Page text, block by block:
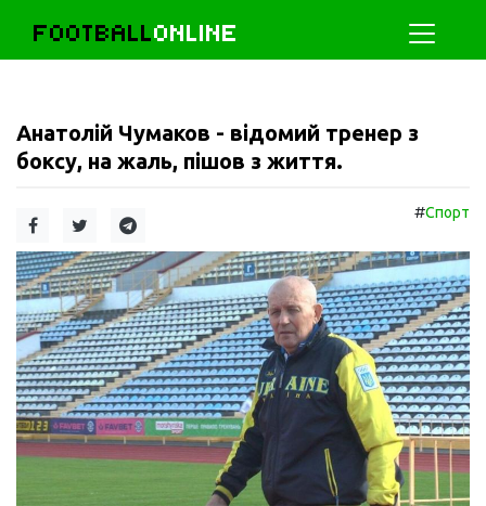
FOOTBALLONLINE
Анатолій Чумаков - відомий тренер з
боксу, на жаль, пішов з життя.
#Спорт